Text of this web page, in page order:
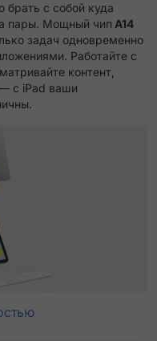
с собой куда
пары. Мощный чип A14
задач одновременно
Работайте с
контент,
с iPad ваши